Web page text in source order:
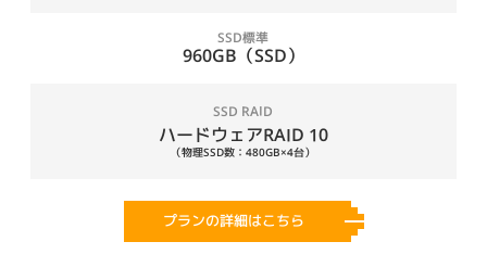
SSD標準
960GB（SSD）
SSD RAID
ハードウェアRAID 10
（物理SSD数：480GB×4台）
プランの詳細はこちら